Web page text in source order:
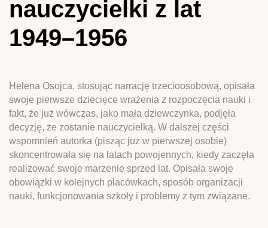
nauczycielki z lat
1949–1956
Helena Osojca, stosując narrację trzecioosobową, opisała
swoje pierwsze dziecięce wrażenia z rozpoczęcia nauki i
fakt, że już wówczas, jako mała dziewczynka, podjęła
decyzję, że zostanie nauczycielką. W dalszej części
wspomnień autorka (pisząc już w pierwszej osobie)
skoncentrowała się na latach powojennych, kiedy zaczęła
realizować swoje marzenie sprzed lat. Opisała swoje
obowiązki w kolejnych placówkach, sposób organizacji
nauki, funkcjonowania szkoły i problemy z tym związane.